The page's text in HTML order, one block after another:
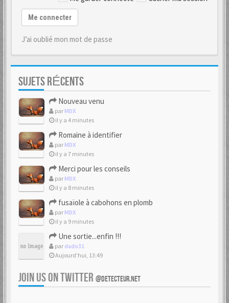
Me connecter
J’ai oublié mon mot de passe
SUJETS RÉCENTS
Nouveau venu
par MDX
il y a 4 minutes
Romaine à identifier
par MDX
il y a 7 minutes
Merci pour les conseils
par MDX
il y a 8 minutes
fusaïole à cabohons en plomb
par MDX
il y a 9 minutes
Une sortie...enfin !!!
par dado31
Aujourd’hui, 13:49
JOIN US ON TWITTER @DETECTEUR.NET